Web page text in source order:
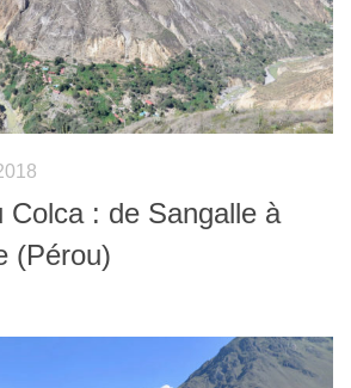
Colca : de Sangalle à
(Pérou)